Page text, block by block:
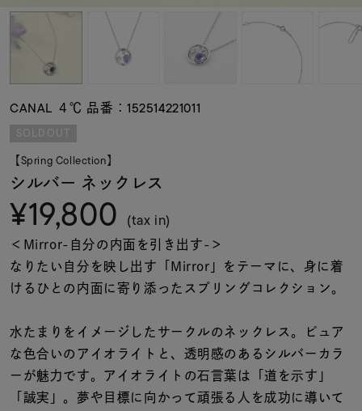
誕生石
モチーフ
石の色
ファッションテイス
ト
着用シーン
コレクション
レディース
リングサイズ
CANAL ４℃ 品番：152514221011
SOLDOUT
【Spring Collection】
シルバー ネックレス
¥19,800 (tax in)
＜Mirror-自分の内面を引き出す-＞
なりたい自分を映し出す「Mirror」をテーマに、身に着
けるひとの内面に寄り添ったスプリングコレクション。
水たまりをイメージしたサークルのネックレス。ピュア
な色合いのアイオライトと、透明感のあるシルバーカラ
ーが魅力です。アイオライトの石言葉は「道を示す」
「誠実」。夢や目標に向かって頑張る人を成功に導いて